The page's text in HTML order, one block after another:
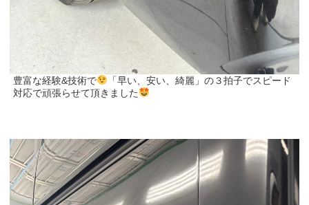
豊富な経験&技術で
「早い、安い、綺麗」の３拍子でスピード
対応で頑張らせて頂きました